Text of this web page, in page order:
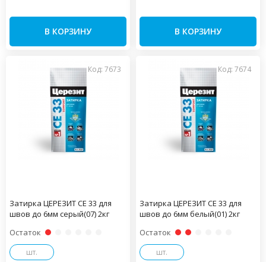
В КОРЗИНУ В КОРЗИНУ
Код: 7673
Затирка ЦЕРЕЗИТ CE 33 для
швов до 6мм серый(07) 2кг
Остаток
шт.
Код: 7674
Затирка ЦЕРЕЗИТ CE 33 для
швов до 6мм белый(01) 2кг
Остаток
шт.